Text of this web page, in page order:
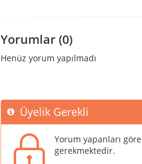
Yorumlar (0)
Henüz yorum yapılmadı
Üyelik Gerekli
Yorum yapanları
gerekmektedir.